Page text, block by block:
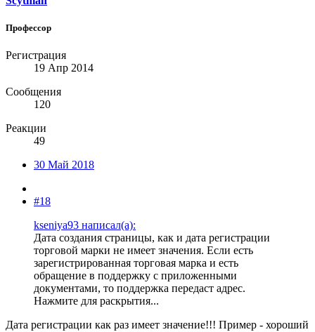
Профессор
Регистрация
19 Апр 2014
Сообщения
120
Реакции
49
30 Май 2018
#18
kseniya93 написал(а):
Дата создания страницы, как и дата регистрации
торговой марки не имеет значения. Если есть
зарегистрированная торговая марка и есть
обращение в поддержку с приложенными
документами, то поддержка передаст адрес.
Нажмите для раскрытия...
Дата регистрации как раз имеет значение!!! Пример - хороший